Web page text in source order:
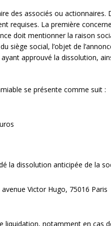
des associés ou actionnaires.
requises. La première
doit mentionner la raison
siège social, l’objet de
approuvé la dissolution,
se présente comme suit :
la dissolution anticipée de la
Victor Hugo, 75016 Paris
liquidation, notamment en cas